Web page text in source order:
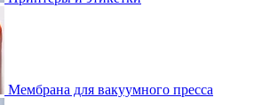
Мембрана для вакуумного пресса